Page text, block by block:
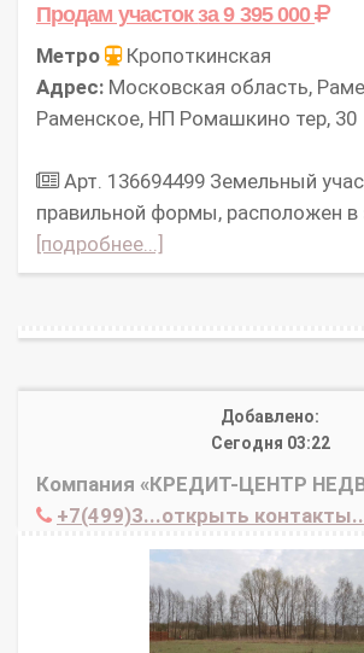
Продам участокза 9 395 000
Метро
Кропоткинская
Адрес: Московская область,
Раменское, НП Ромашкино тер, 30
Арт. 136694499 Земельный
правильной формы, расположен
[подробнее...]
Добавлено:
Сегодня 03:22
Компания «КРЕДИТ-ЦЕНТР
+7(499)3...открыть